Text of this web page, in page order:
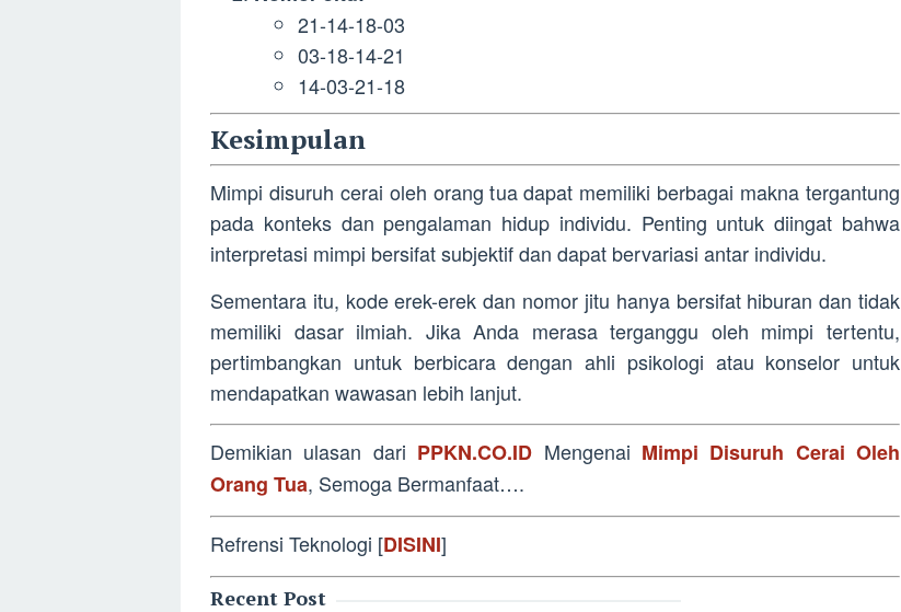
21-14-18-03
03-18-14-21
14-03-21-18
Kesimpulan
Mimpi disuruh cerai oleh orang tua dapat memiliki berbagai makna tergantung
pada konteks dan pengalaman hidup individu. Penting untuk diingat bahwa
interpretasi mimpi bersifat subjektif dan dapat bervariasi antar individu.
Sementara itu, kode erek-erek dan nomor jitu hanya bersifat hiburan dan tidak
memiliki dasar ilmiah. Jika Anda merasa terganggu oleh mimpi tertentu,
pertimbangkan untuk berbicara dengan ahli psikologi atau konselor untuk
mendapatkan wawasan lebih lanjut.
Demikian ulasan dari PPKN.CO.ID Mengenai Mimpi Disuruh Cerai Oleh
Orang Tua, Semoga Bermanfaat….
Refrensi Teknologi [DISINI]
Recent Post